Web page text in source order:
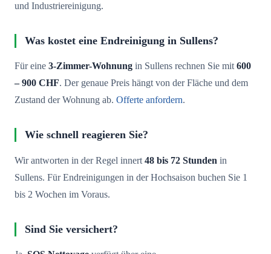
und Industriereinigung.
Was kostet eine Endreinigung in Sullens?
Für eine 3-Zimmer-Wohnung in Sullens rechnen Sie mit600
– 900 CHF. Der genaue Preis hängt von der Fläche und dem
Zustand der Wohnung ab. Offerte anfordern.
Wie schnell reagieren Sie?
Wir antworten in der Regel innert 48 bis 72 Stunden in
Sullens. Für Endreinigungen in der Hochsaison buchen Sie 1
bis 2 Wochen im Voraus.
Sind Sie versichert?